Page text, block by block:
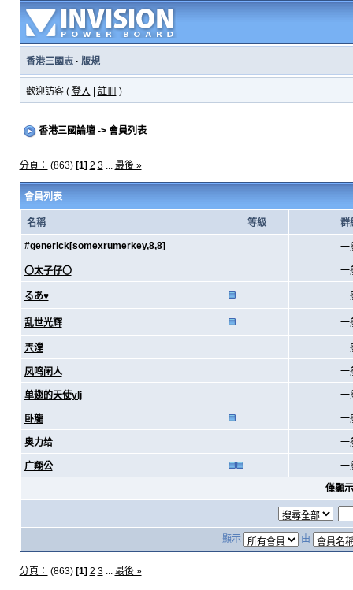
香港三國志· 版規
歡迎訪客 ( 登入 註冊)
香港三國論壇-> 會員列表
分頁： (863) [1] 2 3... 最後 »
會員列表
名稱 等級 群
#generick[somexrumerkey,8,8] 一
〇太子仔〇 一
るあ♥ 一
乱世光辉 一
兲漟 一
凤鸣闲人 一
单翅的天使ylj 一
卧龍 一
奥力给 一
广翔公
一
僅顯
顯示 由
分頁： (863) [1] 2 3... 最後 »